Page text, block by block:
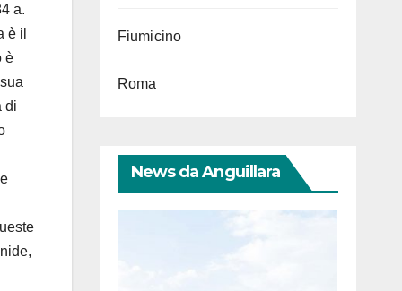
a.
è il
è
di
Fiumicino
Roma
News da Anguillara